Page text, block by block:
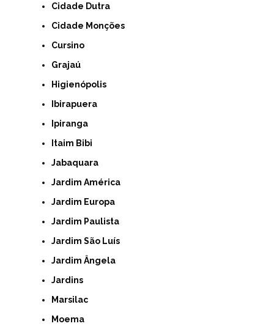
Cidade Dutra
Cidade Monções
Cursino
Grajaú
Higienópolis
Ibirapuera
Ipiranga
Itaim Bibi
Jabaquara
Jardim América
Jardim Europa
Jardim Paulista
Jardim São Luís
Jardim Ângela
Jardins
Marsilac
Moema